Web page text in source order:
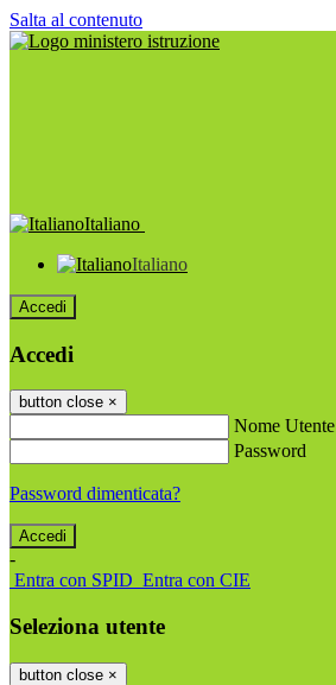
Salta al contenuto
Italiano
Italiano
Accedi
Accedi
button close ×
Nome Utente
Password
Password dimenticata?
-
Entra con SPID Entra con CIE
Seleziona utente
button close ×